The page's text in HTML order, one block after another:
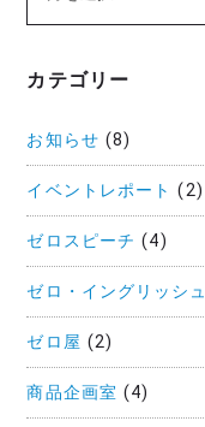
カテゴリー
お知らせ (8)
イベントレポート (2)
ゼロスピーチ (4)
ゼロ・イングリッシュ
ゼロ屋 (2)
商品企画室 (4)